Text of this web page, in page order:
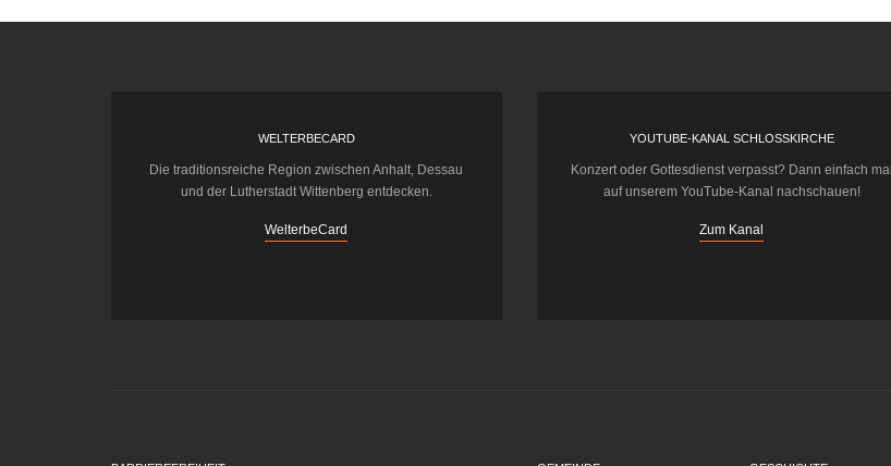
WELTERBECARD
Die traditionsreiche Region zwischen Anhalt, Dessau
und der Lutherstadt Wittenberg entdecken.
WelterbeCard
YOUTUBE-KANAL SCHLOSSKIRCHE
Konzert oder Gottesdienst verpasst? Dann einfach mal
auf unserem YouTube-Kanal nachschauen!
Zum Kanal